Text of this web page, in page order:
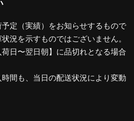
定（実績）をお知らせするもので
況を示すものではございません。
日〜翌日朝】に品切れとなる場合
間も、当日の配送状況により変動